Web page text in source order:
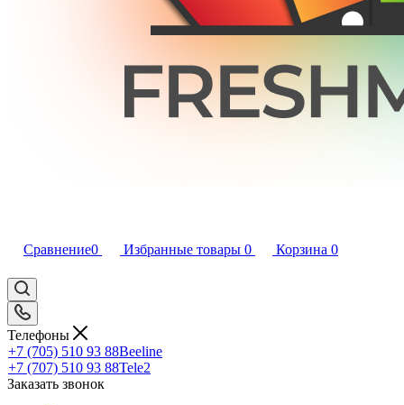
Сравнение0 Избранные товары 0 Корзина 0
Телефоны
+7 (705) 510 93 88Beeline
+7 (707) 510 93 88Tele2
Заказать звонок